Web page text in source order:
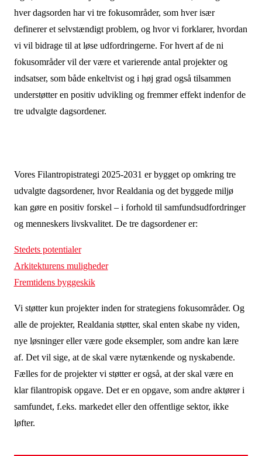
hver dagsorden har vi tre fokusområder, som hver især
definerer et selvstændigt problem, og hvor vi forklarer, hvordan
vi vil bidrage til at løse udfordringerne. For hvert af de ni
fokusområder vil der være et varierende antal projekter og
indsatser, som både enkeltvist og i høj grad også tilsammen
understøtter en positiv udvikling og fremmer effekt indenfor de
tre udvalgte dagsordener.
Vores Filantropistrategi 2025-2031 er bygget op omkring tre
udvalgte dagsordener, hvor Realdania og det byggede miljø
kan gøre en positiv forskel – i forhold til samfundsudfordringer
og menneskers livskvalitet. De tre dagsordener er:
Stedets potentialer
Arkitekturens muligheder
Fremtidens byggeskik
Vi støtter kun projekter inden for strategiens fokusområder. Og
alle de projekter, Realdania støtter, skal enten skabe ny viden,
nye løsninger eller være gode eksempler, som andre kan lære
af. Det vil sige, at de skal være nytænkende og nyskabende.
Fælles for de projekter vi støtter er også, at der skal være en
klar filantropisk opgave. Det er en opgave, som andre aktører i
samfundet, f.eks. markedet eller den offentlige sektor, ikke
løfter.